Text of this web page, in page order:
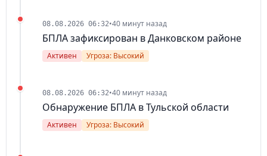
08.08.2026 06:32•40 минут назад
БПЛА зафиксирован в Данковском районе
Активен Угроза: Высокий
08.08.2026 06:32•40 минут назад
Обнаружение БПЛА в Тульской области
Активен Угроза: Высокий